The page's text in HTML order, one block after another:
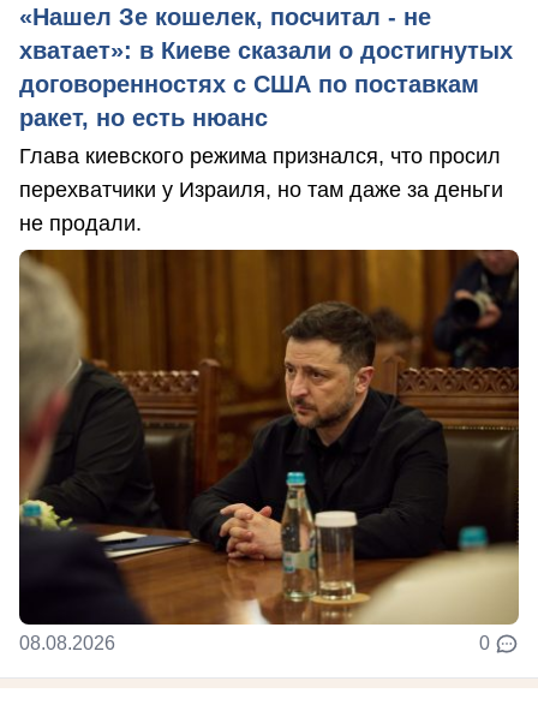
«Нашел Зе кошелек, посчитал - не
хватает»: в Киеве сказали о достигнутых
договоренностях с США по поставкам
ракет, но есть нюанс
Глава киевского режима признался, что просил
перехватчики у Израиля, но там даже за деньги
не продали.
08.08.2026 0